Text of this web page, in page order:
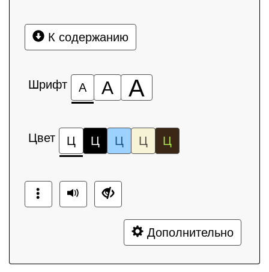
К содержанию
Шрифт А А А
Цвет Ц Ц Ц Ц Ц
Дополнительно